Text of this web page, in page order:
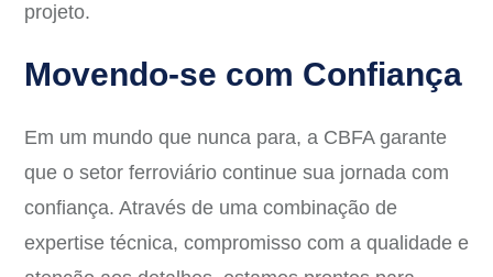
projeto.
Movendo-se com Confiança
Em um mundo que nunca para, a CBFA garante
que o setor ferroviário continue sua jornada com
confiança. Através de uma combinação de
expertise técnica, compromisso com a qualidade e